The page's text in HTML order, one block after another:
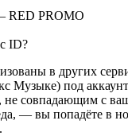
RED PROMO
ID?
в других
Музыке) под
не совпадающим с
— вы попадёте в